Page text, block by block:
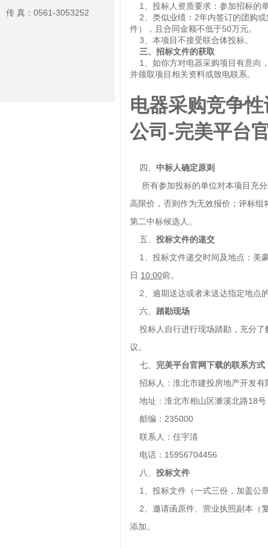
传 真：0561-3053252
1、投标人资质要求：参加招标的
2、类似业绩：2年内签订的团购或
件），且合同金额不低于50万元。
3、本项目不接受联合体投标。
三、招标文件的获取
1、如你方对电器采购项目有意向
并领取项目相关资料或致电联系。
电器采购竞争
公司-完美平台
四、 中标人确定原则
所有参加投标的单位对本项目充分
高限价，否则作为无效报价；评标
第二中标候选人。
五、 投标文件的递交
1、投标文件递交时间及地点：美
日 10:00前。
2、逾期送达或者未送达指定地点
六、 踏勘现场
投标人自行进行现场踏勘，充分了
议。
七、 完美平台官网下载的联系方式
招标人：淮北市建投房地产开发有
地址：淮北市相山区濉溪北路18号
邮编：235000
联系人：任宇清
电话：15956704456
八、 投标文件
1、投标文件（一式三份，加盖公
2、邀请函原件、营业执照副本（
添加。